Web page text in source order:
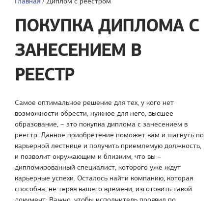
ПОКУПКА ДИПЛОМА С
ЗАНЕСЕНИЕМ В
РЕЕСТР
Самое оптимальное решение для тех, у кого нет
возможности обрести, нужное для него, высшее
образование, – это покупка диплома с занесением в
реестр. Данное приобретение поможет вам и шагнуть по
карьерной лестнице и получить приемлемую должность,
и позволит окружающим и близким, что вы –
дипломированный специалист, которого уже ждут
карьерные успехи. Осталось найти компанию, которая
способна, не теряя вашего времени, изготовить такой